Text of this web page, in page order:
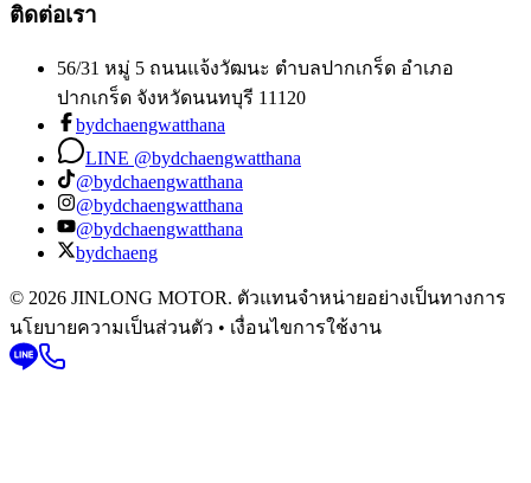
ติดต่อเรา
56/31 หมู่ 5 ถนนแจ้งวัฒนะ ตำบลปากเกร็ด อำเภอ
ปากเกร็ด จังหวัดนนทบุรี 11120
bydchaengwatthana
LINE @bydchaengwatthana
@bydchaengwatthana
@bydchaengwatthana
@bydchaengwatthana
bydchaeng
© 2026 JINLONG MOTOR. ตัวแทนจำหน่ายอย่างเป็นทางการ
นโยบายความเป็นส่วนตัว • เงื่อนไขการใช้งาน